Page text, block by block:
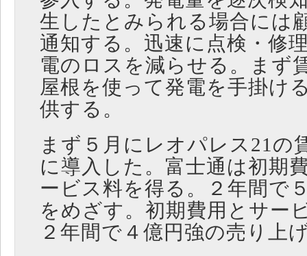
生したとみられる場合には
通知する。迅速に点検・修
電のロスを減らせる。まず
屋根を使って発電を手掛け
供する。
まず５月にレオパレス21の
に導入した。富士通は初期
ービス料を得る。２年間で
をめざす。初期費用とサー
２年間で４億円強の売り上